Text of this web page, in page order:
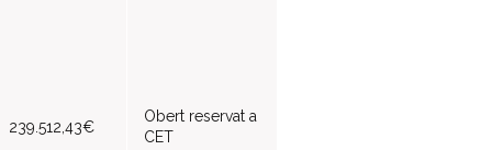
239.512,43€
Obert reservat a
CET